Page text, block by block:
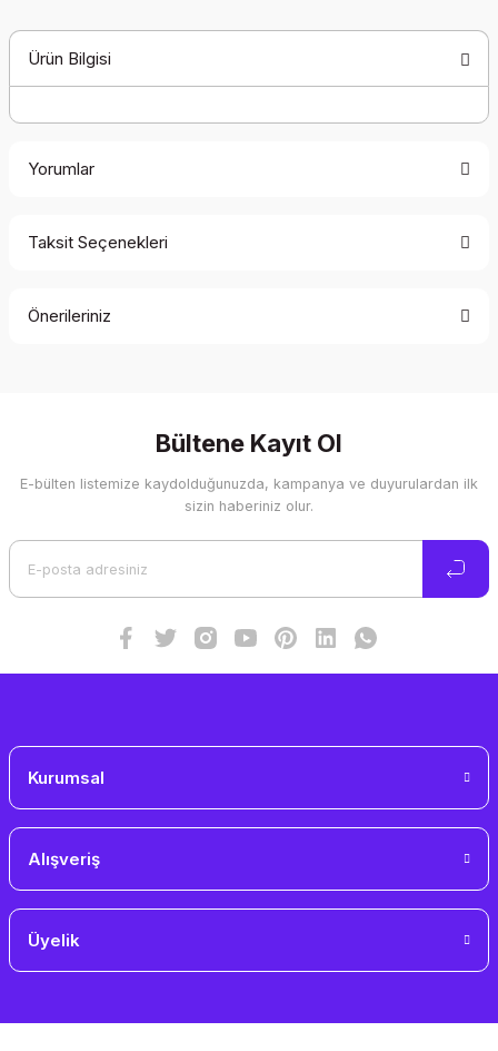
Ürün Bilgisi
Yorumlar
Taksit Seçenekleri
Önerileriniz
Görüş ve önerileriniz için teşekkür ederiz.
Ürün resmi kalitesiz, bozuk veya görüntülenemiyor.
Bültene Kayıt Ol
E-bülten listemize kaydolduğunuzda, kampanya ve duyurulardan ilk
sizin haberiniz olur.
Kurumsal
Alışveriş
Üyelik